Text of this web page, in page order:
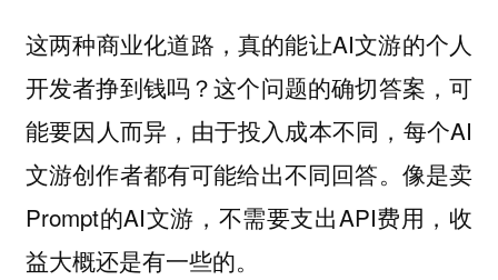
这两种商业化道路，真的能让AI文游的个人
开发者挣到钱吗？这个问题的确切答案，可
能要因人而异，由于投入成本不同，每个AI
文游创作者都有可能给出不同回答。像是卖
Prompt的AI文游，不需要支出API费用，收
益大概还是有一些的。